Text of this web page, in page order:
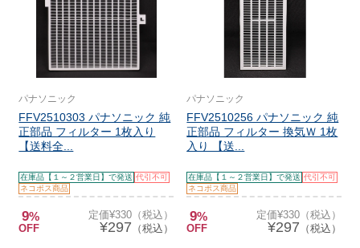
パナソニック
FFV2510303 パナソニック 純
正部品 フィルター 1枚入り
【送料全...
在庫品【１～２営業日】で発送 代引不可
ネコポス商品
9%
OFF
定価¥330（税込）
¥297 （税込）
パナソニック
FFV2510256 パナソニック 純
正部品 フィルター 換気Ｗ 1枚
入り 【送...
在庫品【１～２営業日】で発送 代引不可
ネコポス商品
9%
OFF
定価¥330（税込）
¥297 （税込）